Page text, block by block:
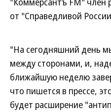
от "Справедливой
"На сегодняшний день
между сторонами, и,
ближайшую неделю
что пишется в прессе,
будет расширение